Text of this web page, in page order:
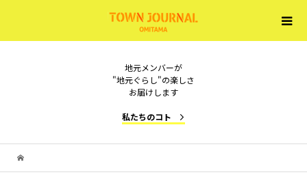
地元メンバーが
"地元ぐらし"の楽しさ
お届けします
私たちのコト